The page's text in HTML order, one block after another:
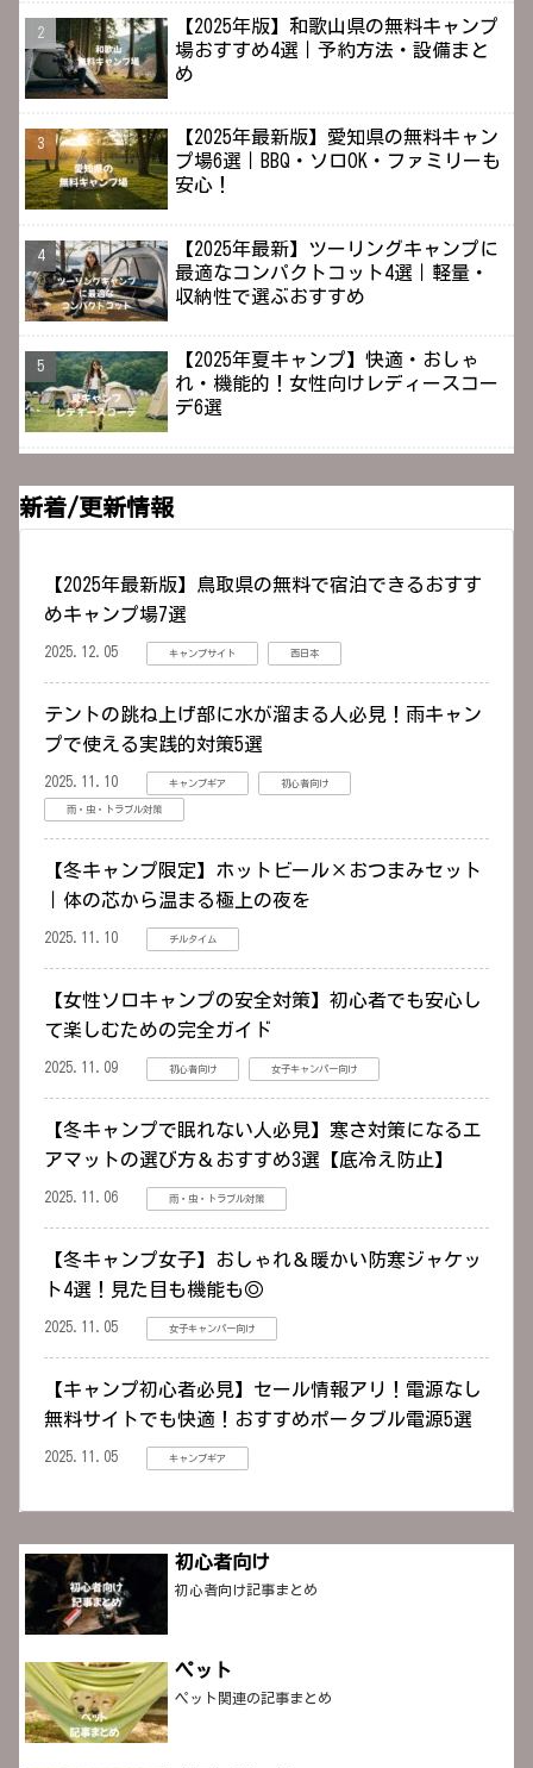
【2025年版】和歌山県の無料キャンプ
場おすすめ4選｜予約方法・設備まと
め
【2025年最新版】愛知県の無料キャン
プ場6選｜BBQ・ソロOK・ファミリーも
安心！
【2025年最新】ツーリングキャンプに
最適なコンパクトコット4選｜軽量・
収納性で選ぶおすすめ
【2025年夏キャンプ】快適・おしゃ
れ・機能的！女性向けレディースコー
デ6選
新着/更新情報
【2025年最新版】鳥取県の無料で宿泊できるおすす
めキャンプ場7選
2025.12.05 キャンプサイト 西日本
テントの跳ね上げ部に水が溜まる人必見！雨キャン
プで使える実践的対策5選
2025.11.10 キャンプギア 初心者向け
雨・虫・トラブル対策
【冬キャンプ限定】ホットビール×おつまみセット
｜体の芯から温まる極上の夜を
2025.11.10 チルタイム
【女性ソロキャンプの安全対策】初心者でも安心し
て楽しむための完全ガイド
2025.11.09 初心者向け 女子キャンパー向け
【冬キャンプで眠れない人必見】寒さ対策になるエ
アマットの選び方＆おすすめ3選【底冷え防止】
2025.11.06 雨・虫・トラブル対策
【冬キャンプ女子】おしゃれ＆暖かい防寒ジャケッ
ト4選！見た目も機能も◎
2025.11.05 女子キャンパー向け
【キャンプ初心者必見】セール情報アリ！電源なし
無料サイトでも快適！おすすめポータブル電源5選
2025.11.05 キャンプギア
初心者向け
初心者向け記事まとめ
ペット
ペット関連の記事まとめ